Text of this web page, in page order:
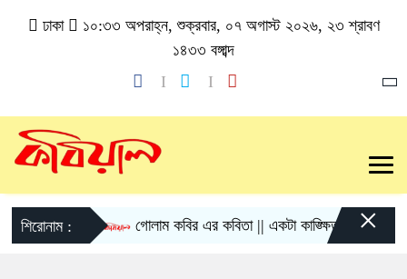
ঢাকা
১০:৩৩ অপরাহ্ন, শুক্রবার, ০৭ অগাস্ট ২০২৬, ২৩ শ্রাবণ
১৪৩৩ বঙ্গাব্দ
শিরোনাম : গোলাম কবির এর কবিতা || একটা কাঙ্ক্ষিত স্বপ্নের গল্প
×